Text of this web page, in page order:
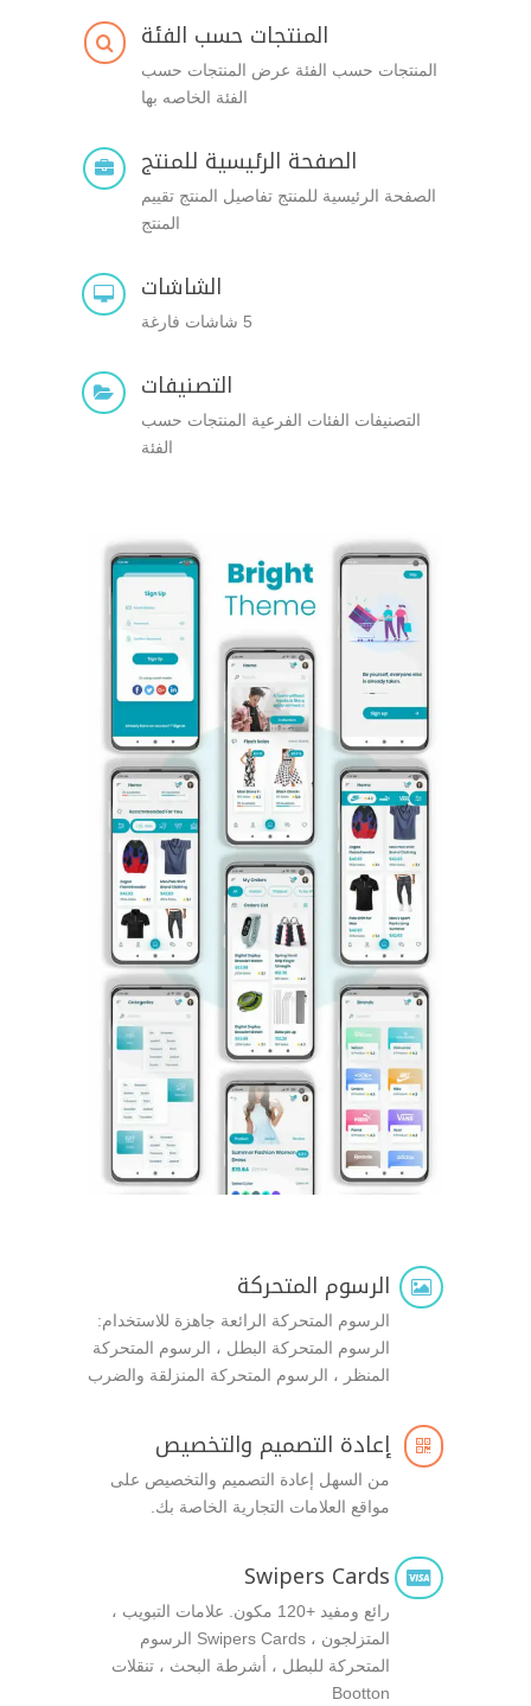
 المنتجات حسب الفئة
المنتجات حسب الفئة عرض المنتجات حسب
الفئة الخاصه بها
 الصفحة الرئيسية للمنتج
الصفحة الرئيسية للمنتج تفاصيل المنتج تقييم
المنتج
 الشاشات
5 شاشات فارغة
 التصنيفات
التصنيفات الفئات الفرعية المنتجات حسب
الفئة
 الرسوم المتحركة
الرسوم المتحركة الرائعة جاهزة للاستخدام:
الرسوم المتحركة البطل ، الرسوم المتحركة
المنظر ، الرسوم المتحركة المنزلقة والضرب
 إعادة التصميم والتخصيص
من السهل إعادة التصميم والتخصيص على
مواقع العلامات التجارية الخاصة بك.

Swipers Cards
رائع ومفيد +120 مكون. علامات التبويب ،
المتزلجون ، Swipers Cards الرسوم
المتحركة للبطل ، أشرطة البحث ، تنقلات
Bootton